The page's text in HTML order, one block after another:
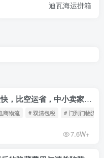
迪瓦海运拼箱
中欧班列拼箱LCL全攻略：比海运快，比空运省，中小卖家的物流新宠！
商物流 # 双清包税 # 门到门物流
7.6W+